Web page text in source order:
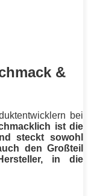
&
bei
ist die
steckt sowohl
den Großteil
in die